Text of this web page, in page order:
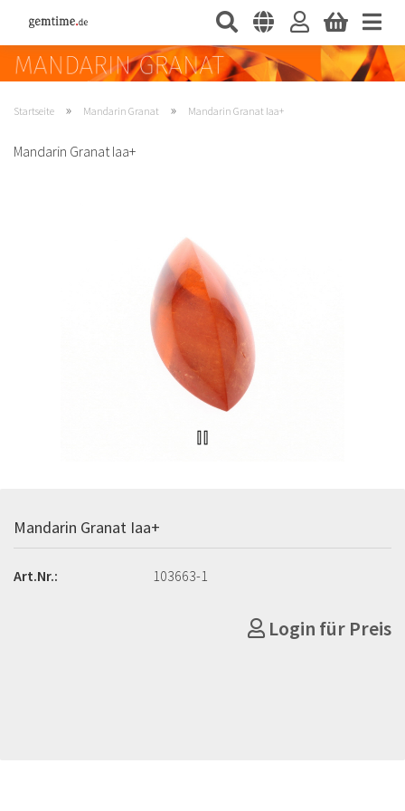
Startseite » Mandarin Granat » Mandarin Granat Iaa+
Mandarin Granat Iaa+
Mandarin Granat Iaa+
Art.Nr.: 103663-1
Login für Preis